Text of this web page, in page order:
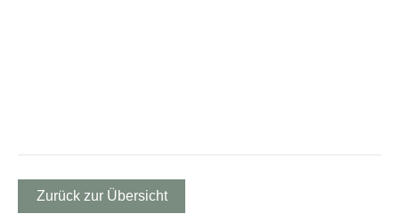
Zurück zur Übersicht